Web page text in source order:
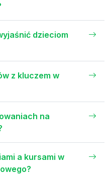
dzieciom
z kluczem w
na
a kursami w